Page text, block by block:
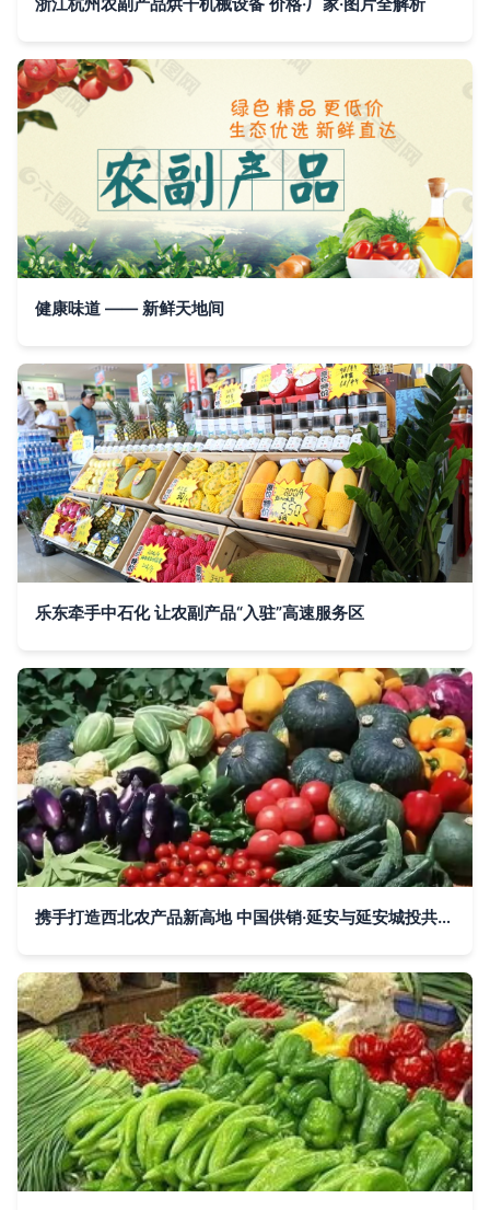
健康味道 —— 新鲜天地间
乐东牵手中石化 让农副产品“入驻”高速服务区
携手打造西北农产品新高地 中国供销·延安与延安城投共筑集散中心